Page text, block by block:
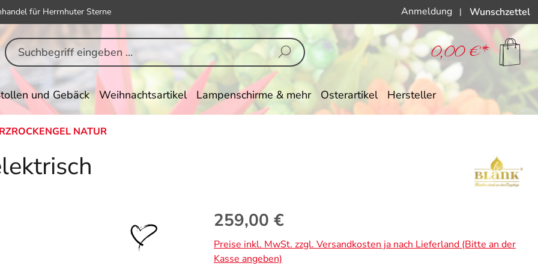
für Herrnhuter Sterne Anmeldung | Wunschzettel
0,00 €*
und Gebäck Weihnachtsartikel Lampenschirme & mehr Osterartikel Hersteller
NATUR
Regulärer Preis:
259,00 €
Preise inkl. MwSt. zzgl. Versandkosten ja nach Lieferland (Bitte an der
Kasse angeben)